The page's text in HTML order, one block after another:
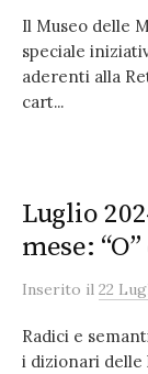
Il Museo delle
speciale
aderenti alla
cart...
Luglio
mese:
Inserito il 22
Radici e
i dizionari delle